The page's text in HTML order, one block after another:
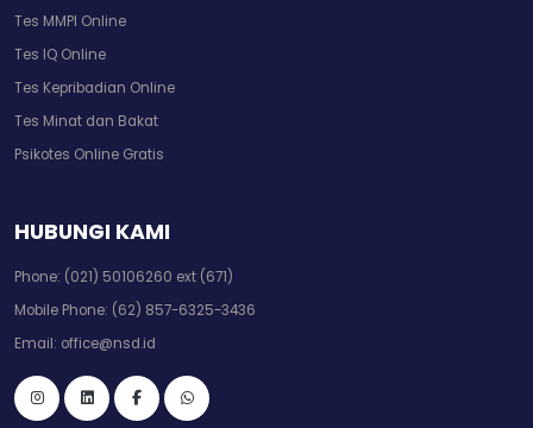
Tes MMPI Online
Tes IQ Online
Tes Kepribadian Online
Tes Minat dan Bakat
Psikotes Online Gratis
HUBUNGI KAMI
Phone: (021) 50106260 ext (671)
Mobile Phone: (62) 857-6325-3436
Email: office@nsd.id